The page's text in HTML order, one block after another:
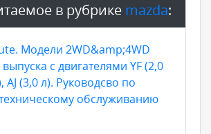
в рубрике mazda:
Модели 2WD&amp;4WD
выпуска с двигателями YF (2,0
AJ (3,0 л). Руководсво по
обслуживанию